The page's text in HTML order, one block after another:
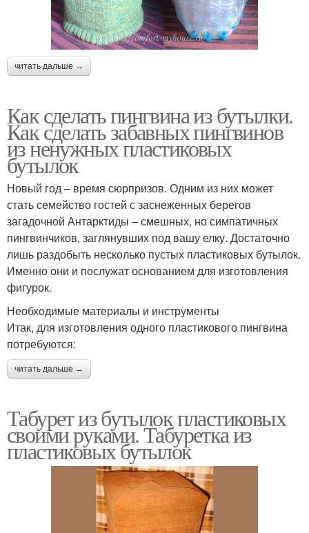
читать дальше →
Как сделать пингвина из бутылки.
Как сделать забавных пингвинов
из ненужных пластиковых
бутылок
Новый год – время сюрпризов. Одним из них может
стать семейство гостей с заснеженных берегов
загадочной Антарктиды – смешных, но симпатичных
пингвинчиков, заглянувших под вашу елку. Достаточно
лишь раздобыть несколько пустых пластиковых бутылок.
Именно они и послужат основанием для изготовления
фигурок.
Необходимые материалы и инструменты
Итак, для изготовления одного пластикового пингвина
потребуются:
читать дальше →
Табурет из бутылок пластиковых
своими руками. Табуретка из
пластиковых бутылок